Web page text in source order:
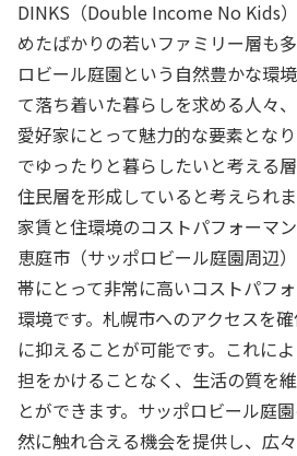
DINKS（Double Income No Kids
めたばかりの若いファミリー層も
ロビール庭園という自然豊かな環
て落ち着いた暮らしを求める人々
愛好家にとって魅力的な要素とな
でゆったりと暮らしたいと考える
住民層を形成していると考えられま
家賃と住環境のコストパフォーマ
恵庭市（サッポロビール庭園周辺
帯にとって非常に高いコストパフ
環境です。札幌市へのアクセスを
に抑えることが可能です。これに
担をかけることなく、生活の質を
とができます。サッポロビール庭
然に触れ合える機会を提供し、広